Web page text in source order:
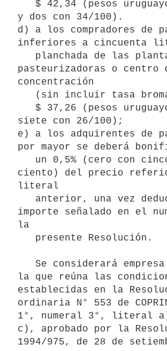
y dos con 34/100).
d) a los compradores de
inferiores a cincuenta
pasteurizadoras o centro
concentración
siete con 26/100);
e) a los adquirentes de
por mayor se deberá
ciento) del precio
literal
importe señalado en el
la
la que reúna las
establecidas en la
ordinaria N° 553 de
1°, numeral 3°, literal
c), aprobado por la